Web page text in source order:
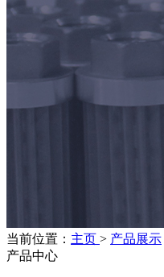
当前位置： 主页 > 产品展示
产品中心